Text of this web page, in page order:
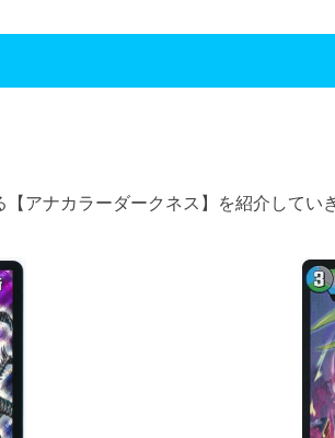
アナカラーダークネス】を紹介していき